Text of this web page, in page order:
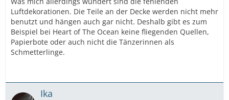
Luftdekorationen. Die Teile an der Decke werden nicht mehr
benutzt und hängen auch gar nicht. Deshalb gibt es zum
Beispiel bei Heart of The Ocean keine fliegenden Quellen,
Papierbote oder auch nicht die Tänzerinnen als
Schmetterlinge.
Ika